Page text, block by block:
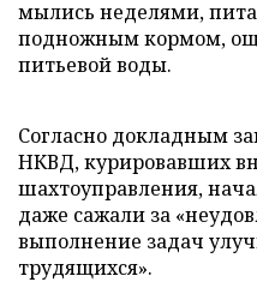
мылись неделями,
подножным кормом,
питьевой воды.
Согласно докладным
НКВД, курировавших
шахтоуправления,
даже сажали за
выполнение задач
трудящихся».